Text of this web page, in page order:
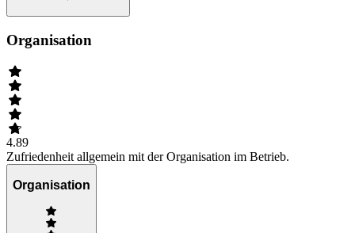
Organisation
4.89
Zufriedenheit allgemein mit der Organisation im Betrieb.
Organisation